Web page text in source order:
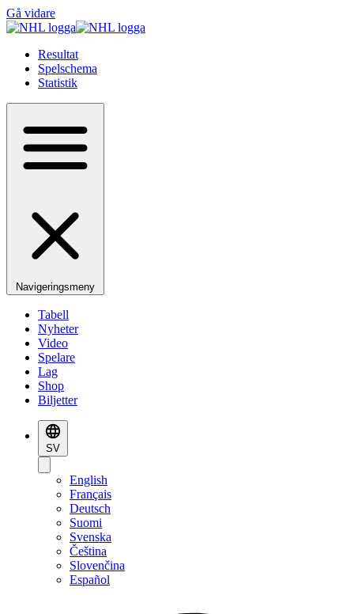
Gå vidare
Resultat
Spelschema
Statistik
Navigeringsmeny
Tabell
Nyheter
Video
Spelare
Lag
Shop
Biljetter
SV
English
Français
Deutsch
Suomi
Svenska
Čeština
Slovenčina
Español